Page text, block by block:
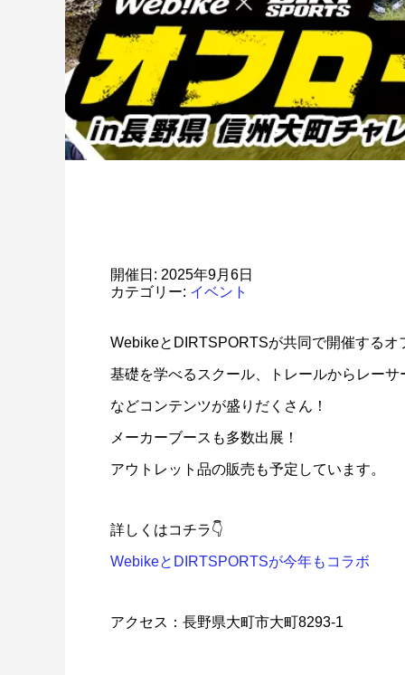
開催日: 2025年9月6日
カテゴリー: イベント
WebikeとDIRTSPORTSが共同で開催する
基礎を学べるスクール、トレールからレー
などコンテンツが盛りだくさん！
メーカーブースも多数出展！
アウトレット品の販売も予定しています。
詳しくはコチラ👇
WebikeとDIRTSPORTSが今年もコラボ
アクセス：長野県大町市大町8293-1